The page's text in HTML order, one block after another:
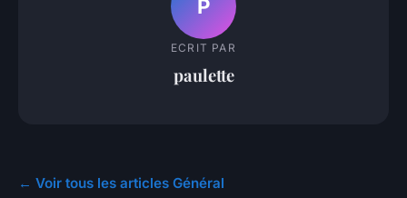
P
ECRIT PAR
paulette
← Voir tous les articles Général